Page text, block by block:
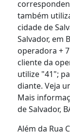
também
cidade de
Salvador, em
operadora +
cliente da
utilize "41";
diante. Veja
Mais
de Salvador,
Além da Rua